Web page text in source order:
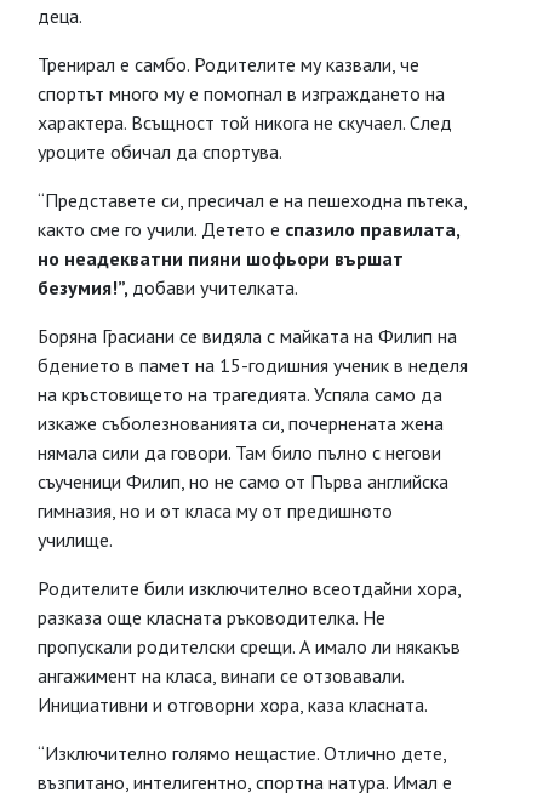
деца.
Тренирал е самбо. Родителите му казвали, че
спортът много му е помогнал в изграждането на
характера. Всъщност той никога не скучаел. След
уроците обичал да спортува.
“Представете си, пресичал е на пешеходна пътека,
както сме го учили. Детето е спазило правилата,
но неадекватни пияни шофьори вършат
безумия!”, добави учителката.
Боряна Грасиани се видяла с майката на Филип на
бдението в памет на 15-годишния ученик в неделя
на кръстовището на трагедията. Успяла само да
изкаже съболезнованията си, почернената жена
нямала сили да говори. Там било пълно с негови
съученици Филип, но не само от Първа английска
гимназия, но и от класа му от предишното
училище.
Родителите били изключително всеотдайни хора,
разказа още класната ръководителка. Не
пропускали родителски срещи. А имало ли някакъв
ангажимент на класа, винаги се отзовавали.
Инициативни и отговорни хора, каза класната.
“Изключително голямо нещастие. Отлично дете,
възпитано, интелигентно, спортна натура. Имал е